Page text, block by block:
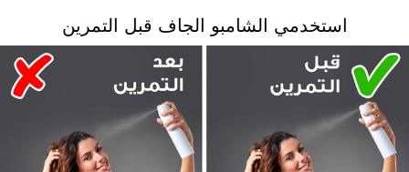
استخدمي الشامبو الجاف قبل التمرين